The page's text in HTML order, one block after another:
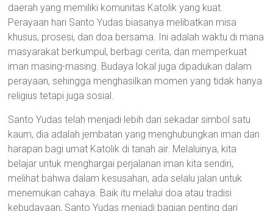
daerah yang memiliki komunitas Katolik yang kuat.
Perayaan hari Santo Yudas biasanya melibatkan misa
khusus, prosesi, dan doa bersama. Ini adalah waktu di mana
masyarakat berkumpul, berbagi cerita, dan memperkuat
iman masing-masing. Budaya lokal juga dipadukan dalam
perayaan, sehingga menghasilkan momen yang tidak hanya
religius tetapi juga sosial.
Santo Yudas telah menjadi lebih dari sekadar simbol satu
kaum, dia adalah jembatan yang menghubungkan iman dan
harapan bagi umat Katolik di tanah air. Melaluinya, kita
belajar untuk menghargai perjalanan iman kita sendiri,
melihat bahwa dalam kesusahan, ada selalu jalan untuk
menemukan cahaya. Baik itu melalui doa atau tradisi
kebudayaan, Santo Yudas menjadi bagian penting dari